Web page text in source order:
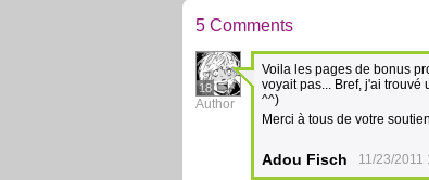
5 Comments
18
Author
Voila les pages de bonus
voyait pas... Bref, j'ai
^^)
Merci à tous de votre
Adou Fisch 11/23/2011